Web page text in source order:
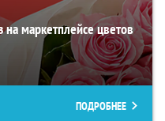
маркетплейсе цветов
ПОДРОБНЕЕ